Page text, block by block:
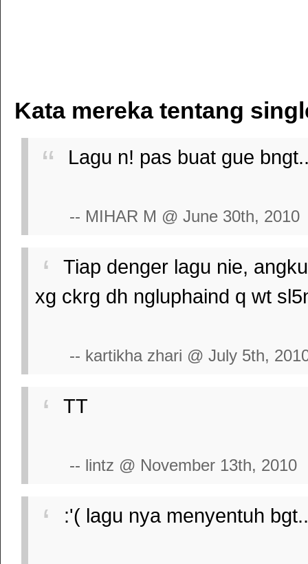
Kata mereka tentang
Lagu n! pas buat gue
-- MIHAR M @ June 30th, 2010
Tiap denger lagu nie,
xg ckrg dh ngluphaind q wt
-- kartikha zhari @ July 5th,
TT
-- lintz @ November 13th, 2010
:'( lagu nya menyentuh